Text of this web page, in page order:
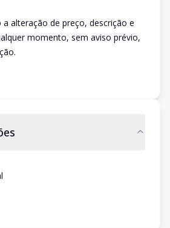
alteração de preço, descrição e
momento, sem aviso prévio,